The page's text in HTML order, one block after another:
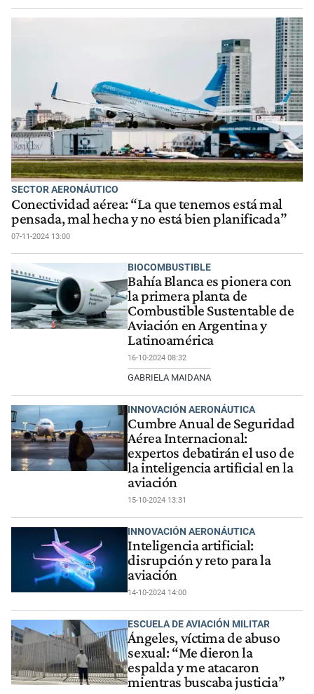
SECTOR AERONÁUTICO
Conectividad aérea: “La que tenemos está mal
pensada, mal hecha y no está bien planificada”
07-11-2024 13:00
BIOCOMBUSTIBLE
Bahía Blanca es pionera con
la primera planta de
Combustible Sustentable de
Aviación en Argentina y
Latinoamérica
16-10-2024 08:32
GABRIELA MAIDANA
INNOVACIÓN AERONÁUTICA
Cumbre Anual de Seguridad
Aérea Internacional:
expertos debatirán el uso de
la inteligencia artificial en la
aviación
15-10-2024 13:31
INNOVACIÓN AERONÁUTICA
Inteligencia artificial:
disrupción y reto para la
aviación
14-10-2024 14:00
ESCUELA DE AVIACIÓN MILITAR
Ángeles, víctima de abuso
sexual: “Me dieron la
espalda y me atacaron
mientras buscaba justicia”